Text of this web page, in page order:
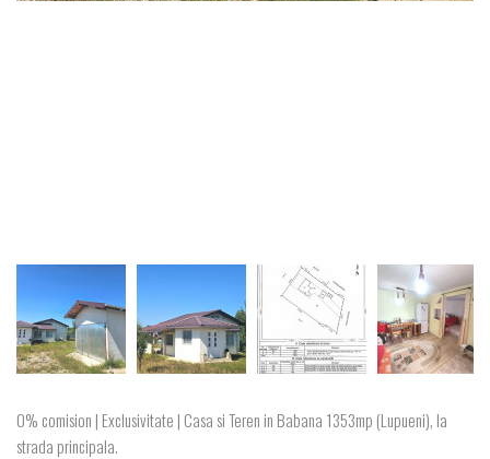
0% comision | Exclusivitate | Casa si Teren in Babana 1353mp (Lupueni), la
strada principala.